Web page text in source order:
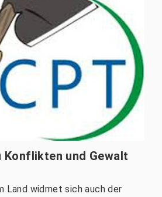
Konflikten und Gewalt
Land widmet sich auch der